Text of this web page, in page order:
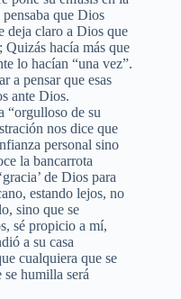
que Dios
deja claro a Dios que
Quizás hacía más que
lo hacían “una vez”.
a pensar que esas
ante Dios.
“orgulloso de su
nos dice que
personal sino
la bancarrota
de Dios para
estando lejos, no
sino que se
sé propicio a mí,
a su casa
cualquiera que se
humilla será